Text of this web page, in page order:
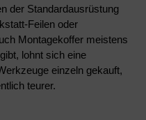
der Standardausrüstung
Feilen oder
Montagekoffer meistens
lohnt sich eine
einzeln gekauft,
teurer.